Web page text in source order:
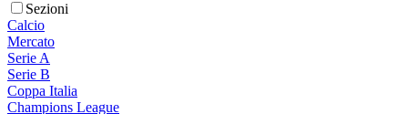
Sezioni
Calcio
Mercato
Serie A
Serie B
Coppa Italia
Champions League